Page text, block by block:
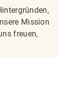
Mission
freuen,